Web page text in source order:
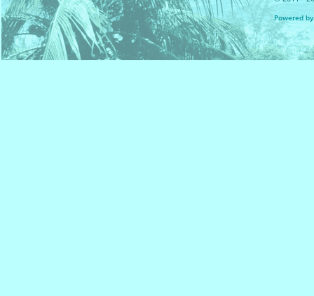
Powered by